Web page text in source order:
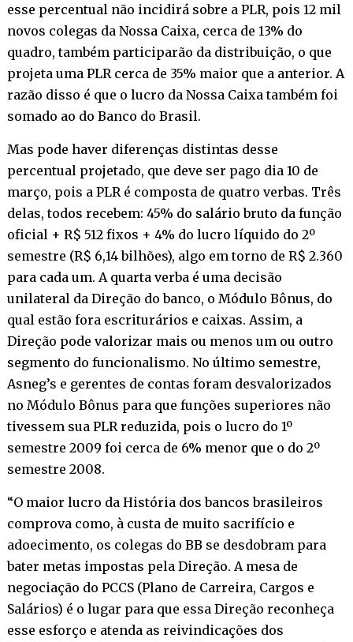
esse percentual não incidirá sobre a PLR, pois 12 mil
novos colegas da Nossa Caixa, cerca de 13% do
quadro, também participarão da distribuição, o que
projeta uma PLR cerca de 35% maior que a anterior. A
razão disso é que o lucro da Nossa Caixa também foi
somado ao do Banco do Brasil.
Mas pode haver diferenças distintas desse
percentual projetado, que deve ser pago dia 10 de
março, pois a PLR é composta de quatro verbas. Três
delas, todos recebem: 45% do salário bruto da função
oficial + R$ 512 fixos + 4% do lucro líquido do 2º
semestre (R$ 6,14 bilhões), algo em torno de R$ 2.360
para cada um. A quarta verba é uma decisão
unilateral da Direção do banco, o Módulo Bônus, do
qual estão fora escriturários e caixas. Assim, a
Direção pode valorizar mais ou menos um ou outro
segmento do funcionalismo. No último semestre,
Asneg’s e gerentes de contas foram desvalorizados
no Módulo Bônus para que funções superiores não
tivessem sua PLR reduzida, pois o lucro do 1º
semestre 2009 foi cerca de 6% menor que o do 2º
semestre 2008.
“O maior lucro da História dos bancos brasileiros
comprova como, à custa de muito sacrifício e
adoecimento, os colegas do BB se desdobram para
bater metas impostas pela Direção. A mesa de
negociação do PCCS (Plano de Carreira, Cargos e
Salários) é o lugar para que essa Direção reconheça
esse esforço e atenda as reivindicações dos